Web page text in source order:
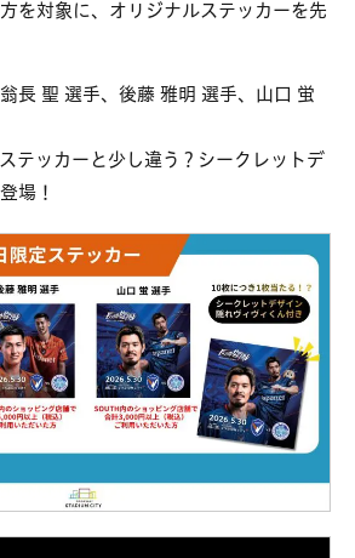
を対象に、オリジナルステッカーを先
長 聖 選手、後藤 雅明 選手、山口 蛍
テッカーと少し違う？シークレットデ
場！